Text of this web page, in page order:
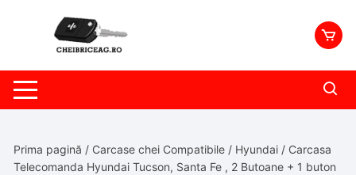
Prima pagină / Carcase chei Compatibile / Hyundai / Carcasa
Telecomanda Hyundai Tucson, Santa Fe , 2 Butoane + 1 buton